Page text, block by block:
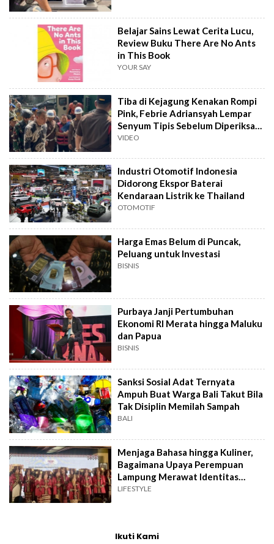
Belajar Sains Lewat Cerita Lucu,
Review Buku There Are No Ants
in This Book
YOUR SAY
Tiba di Kejagung Kenakan Rompi
Pink, Febrie Adriansyah Lempar
Senyum Tipis Sebelum Diperiksa
Tim 9
VIDEO
Industri Otomotif Indonesia
Didorong Ekspor Baterai
Kendaraan Listrik ke Thailand
OTOMOTIF
Harga Emas Belum di Puncak,
Peluang untuk Investasi
BISNIS
Purbaya Janji Pertumbuhan
Ekonomi RI Merata hingga Maluku
dan Papua
BISNIS
Sanksi Sosial Adat Ternyata
Ampuh Buat Warga Bali Takut Bila
Tak Disiplin Memilah Sampah
BALI
Menjaga Bahasa hingga Kuliner,
Bagaimana Upaya Perempuan
Lampung Merawat Identitas
Budaya?
LIFESTYLE
Ikuti Kami